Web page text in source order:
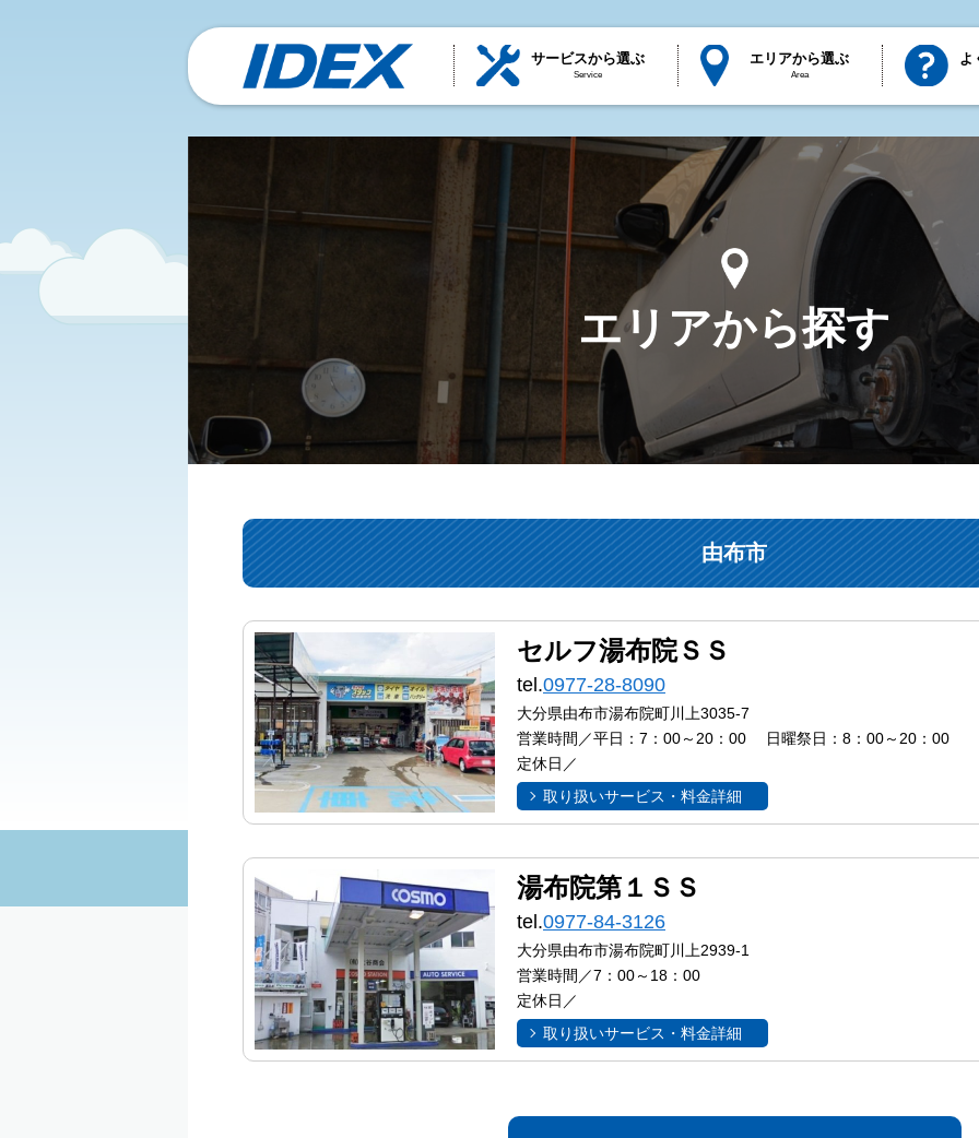
サービスから選ぶ
Service
エリアから選ぶ
Area
よ
エリアから探す
由布市
セルフ湯布院ＳＳ
tel.0977-28-8090
大分県由布市湯布院町川上3035-7
営業時間／平日：7：00～20：00 日曜祭日：8：00～20：00
定休日／
取り扱いサービス・料金詳細
湯布院第１ＳＳ
tel.0977-84-3126
大分県由布市湯布院町川上2939-1
営業時間／7：00～18：00
定休日／
取り扱いサービス・料金詳細